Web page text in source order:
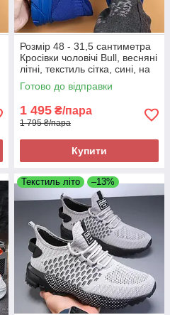
Розмір 48 - 31,5 сантиметра
Кросівки чоловічі Bull, весняні
літні, текстиль сітка, сині, на
підошві з піни, легкі і зручні
Готово до відправки
1 495 ₴/пара
1 795 ₴/пара
Купити
Текстиль літо –13%